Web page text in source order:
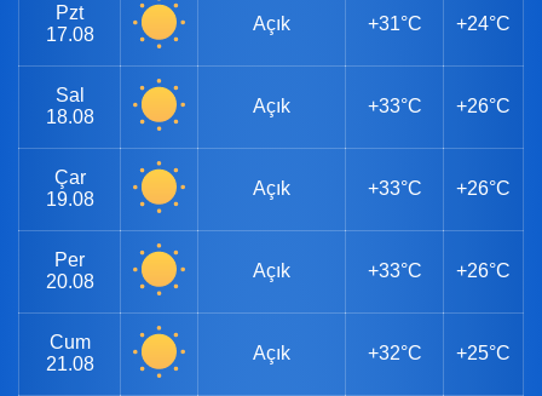
Pzt
17.08
Açık +31°C +24°C
Sal
18.08
Açık +33°C +26°C
Çar
19.08
Açık +33°C +26°C
Per
20.08
Açık +33°C +26°C
Cum
21.08
Açık +32°C +25°C